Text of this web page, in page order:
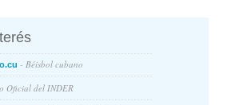
- Béisbol cubano
Oficial del INDER